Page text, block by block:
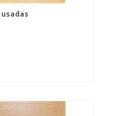
usadas